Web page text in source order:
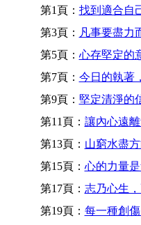
第1頁： 找到適合自
第3頁： 凡事要盡力
第5頁： 心存堅定的
第7頁： 今日的執著
第9頁： 堅定清淨的
第11頁： 讓內心遠
第13頁： 山窮水盡
第15頁： 心的力量
第17頁： 志乃心生
第19頁： 每一種創